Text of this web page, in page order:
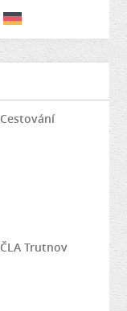
Cestování
ČLA Trutnov